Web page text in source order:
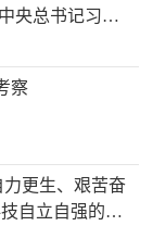
央总书记习近
察
力更生、艰苦奋
自立自强的坚